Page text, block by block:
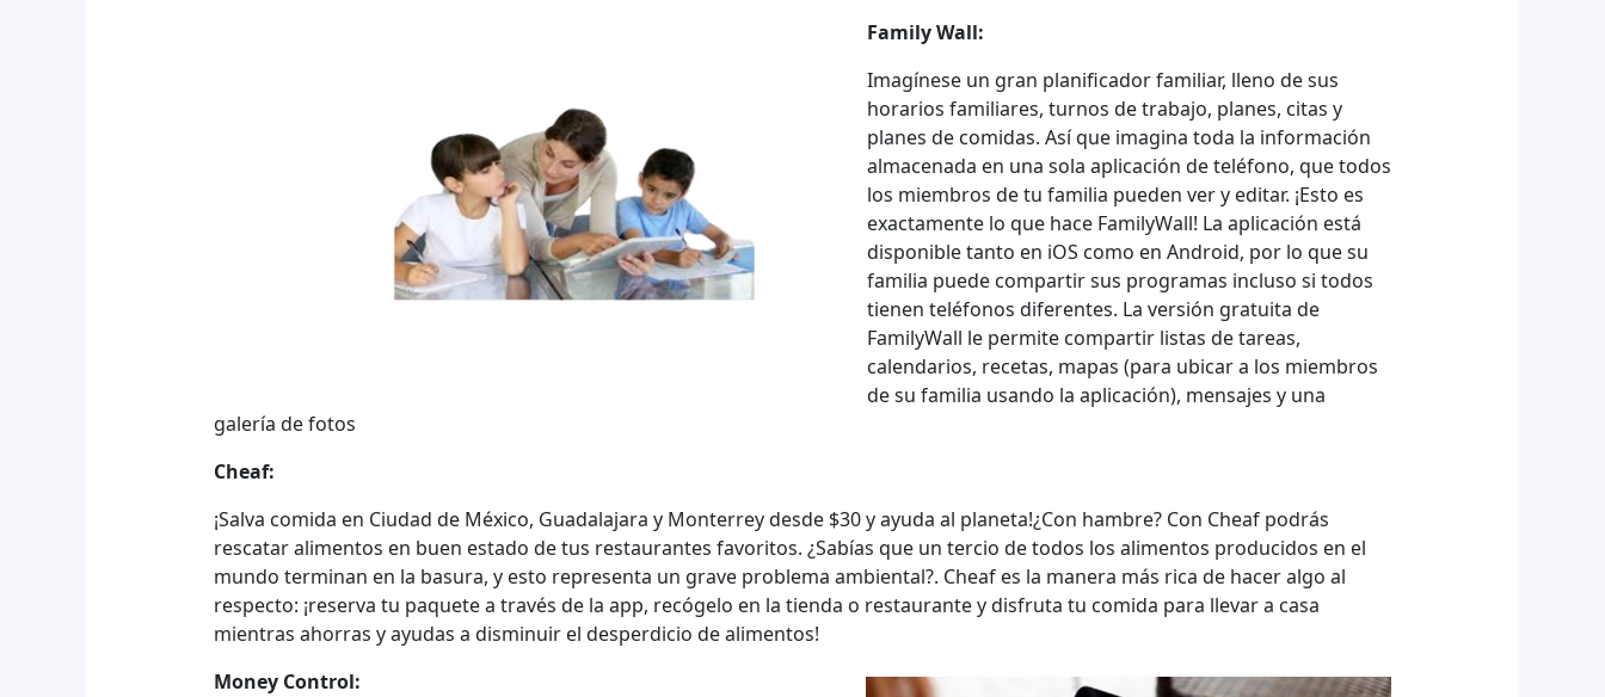
Family Wall:
Imagínese un gran planificador familiar, lleno de sus
horarios familiares, turnos de trabajo, planes, citas y
planes de comidas. Así que imagina toda la información
almacenada en una sola aplicación de teléfono, que todos
los miembros de tu familia pueden ver y editar. ¡Esto es
exactamente lo que hace FamilyWall! La aplicación está
disponible tanto en iOS como en Android, por lo que su
familia puede compartir sus programas incluso si todos
tienen teléfonos diferentes. La versión gratuita de
FamilyWall le permite compartir listas de tareas,
calendarios, recetas, mapas (para ubicar a los miembros
de su familia usando la aplicación), mensajes y una
galería de fotos
Cheaf:
¡Salva comida en Ciudad de México, Guadalajara y Monterrey desde $30 y ayuda al planeta!¿Con hambre? Con Cheaf podrás
rescatar alimentos en buen estado de tus restaurantes favoritos. ¿Sabías que un tercio de todos los alimentos producidos en el
mundo terminan en la basura, y esto representa un grave problema ambiental?. Cheaf es la manera más rica de hacer algo al
respecto: ¡reserva tu paquete a través de la app, recógelo en la tienda o restaurante y disfruta tu comida para llevar a casa
mientras ahorras y ayudas a disminuir el desperdicio de alimentos!
Money Control: